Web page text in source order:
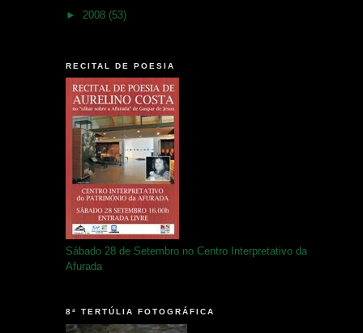
► 2008 (53)
RECITAL DE POESIA
Sábado 28 de Setembro no Centro Interpretativo da
Afurada
8ª TERTÚLIA FOTOGRÁFICA